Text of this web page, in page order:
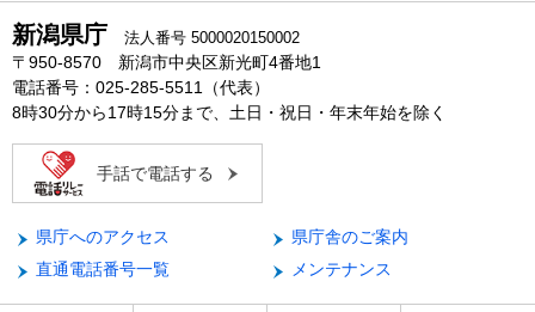
新潟県庁 法人番号 5000020150002
〒950-8570 新潟市中央区新光町4番地1
電話番号：025-285-5511（代表）
8時30分から17時15分まで、土日・祝日・年末年始を除く
手話で電話する
県庁へのアクセス
県庁舎のご案内
直通電話番号一覧
メンテナンス